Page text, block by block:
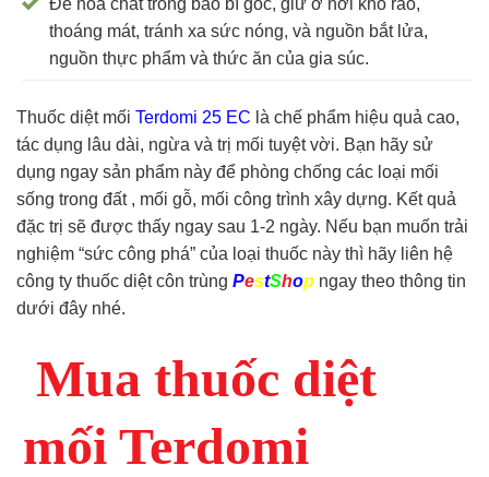
Để hóa chất trong bao bì gốc, giữ ở nơi khô ráo,
thoáng mát, tránh xa sức nóng, và nguồn bắt lửa,
nguồn thực phẩm và thức ăn của gia súc.
Thuốc diệt mối Terdomi 25 EC là chế phẩm hiệu quả cao,
tác dụng lâu dài, ngừa và trị mối tuyệt vời. Bạn hãy sử
dụng ngay sản phẩm này để phòng chống các loại mối
sống trong đất , mối gỗ, mối công trình xây dựng. Kết quả
đặc trị sẽ được thấy ngay sau 1-2 ngày. Nếu bạn muốn trải
nghiệm “sức công phá” của loại thuốc này thì hãy liên hệ
công ty thuốc diệt côn trùng PestShop ngay theo thông tin
dưới đây nhé.
Mua thuốc diệt
mối Terdomi